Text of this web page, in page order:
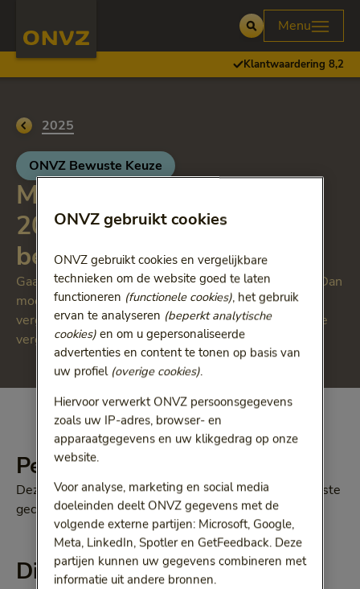
Open
Menu
Klantwaardering 8,2
Ga terug naar
2025
ONVZ Bewuste Keuze
Maximale vergoedingen
2025 Valpreventieve
beweeginterventies
Gaat u naar een niet-gecontracteerde zorgverlener? Dan
moet u rekening houden met de maximale
vergoedingen. Vergelijk de prijzen met onze maximale
vergoedingen.
Percentage
Deze maximale vergoedingen zijn 80% van onze laagste
gecontracteerde tarieven.
Dit krijgt u vergoed
ONVZ gebruikt cookies
ONVZ gebruikt cookies en vergelijkbare
technieken om de website goed te laten
functioneren (functionele cookies), het gebruik
ervan te analyseren (beperkt analytische
cookies)en om u gepersonaliseerde
advertenties en content te tonen op basis van
uw profiel (overige cookies).
Hiervoor verwerkt ONVZ persoonsgegevens
zoals uw IP-adres, browser- en
apparaatgegevens en uw klikgedrag op onze
website.
Voor analyse, marketing en social media
doeleinden deelt ONVZ gegevens met de
volgende externe partijen: Microsoft, Google,
Meta, LinkedIn, Spotler en GetFeedback. Deze
partijen kunnen uw gegevens combineren met
informatie uit andere bronnen.